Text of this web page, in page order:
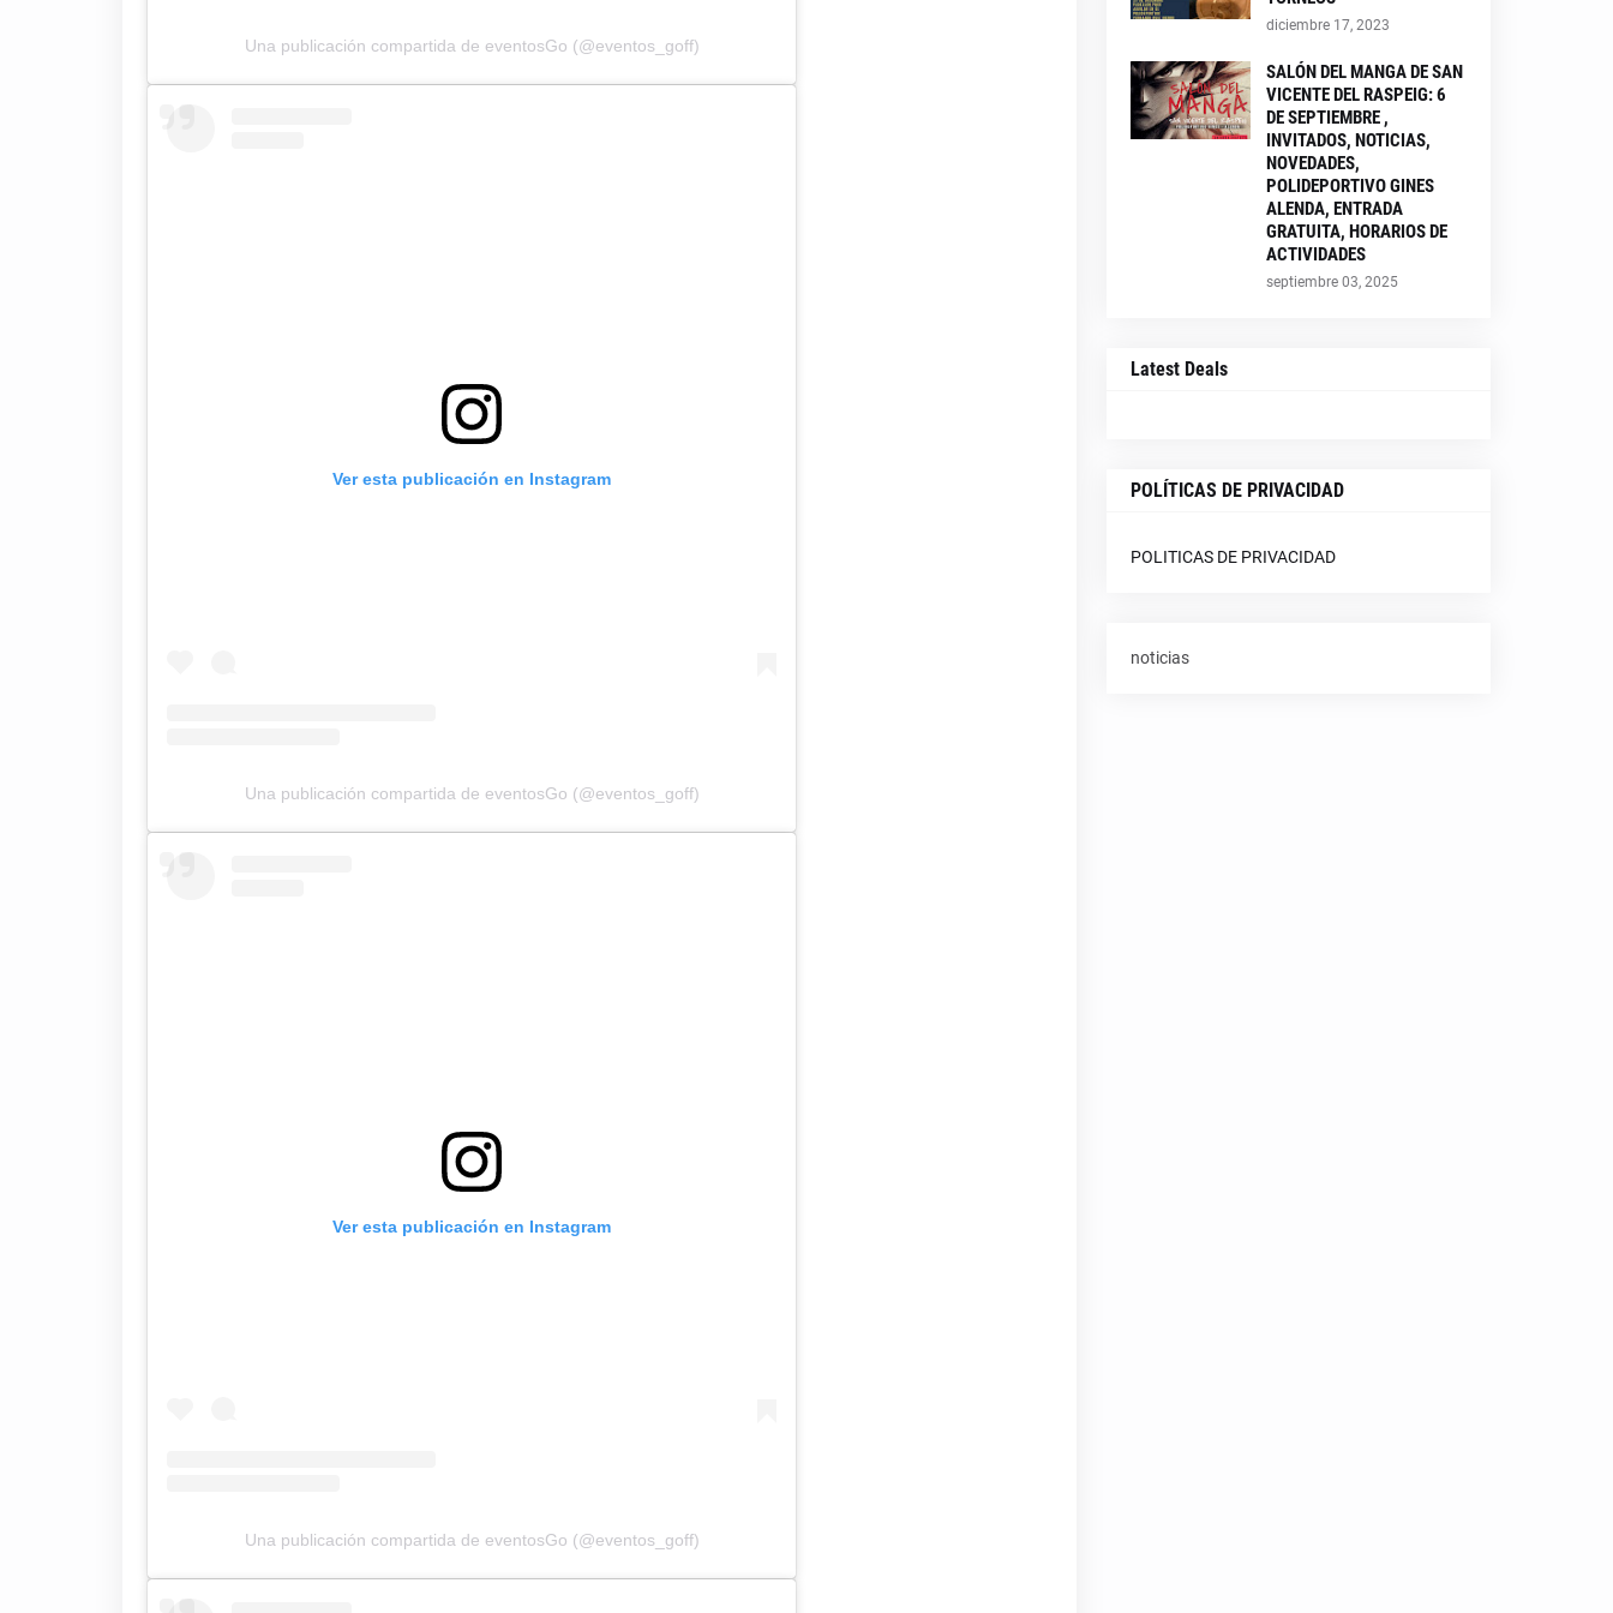
Una publicación compartida de eventosGo (@eventos_goff)
Ver esta publicación en Instagram
Una publicación compartida de eventosGo (@eventos_goff)
Ver esta publicación en Instagram
Una publicación compartida de eventosGo (@eventos_goff)
diciembre 17, 2023
SALÓN DEL MANGA DE SAN
VICENTE DEL RASPEIG: 6
DE SEPTIEMBRE ,
INVITADOS, NOTICIAS,
NOVEDADES,
POLIDEPORTIVO GINES
ALENDA, ENTRADA
GRATUITA, HORARIOS DE
ACTIVIDADES
septiembre 03, 2025
Latest Deals
POLÍTICAS DE PRIVACIDAD
POLITICAS DE PRIVACIDAD
noticias